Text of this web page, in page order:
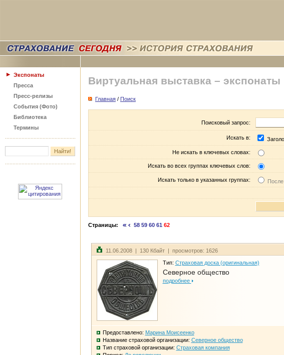
Экспонаты
Пресса
Пресс-релизы
События (Фото)
Библиотека
Термины
Виртуальная выставка – экспонаты
Главная / Поиск
Поисковый запрос:
Искать в:
Не искать в ключевых словах:
Искать во всех группах ключевых слов:
Искать только в указанных группах:
Страницы: 58 59 60 61 62
11.06.2008 | 130 Кбайт | просмотров: 1626
Тип: Страховая доска (оригинальная)
Северное общество
подробнее
Предоставлено: Марина Моисеенко
Название страховой организации: Северное общество
Тип страховой организации: Страховая компания